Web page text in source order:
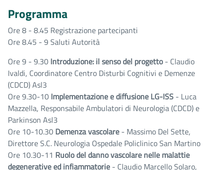
Programma
Ore 8 - 8.45 Registrazione partecipanti
Ore 8.45 - 9 Saluti Autorità
Ore 9 - 9.30 Introduzione: il senso del progetto- Claudio
Ivaldi, Coordinatore Centro Disturbi Cognitivi e Demenze
(CDCD) Asl3
Ore 9.30-10 Implementazione e diffusione LG-ISS - Luca
Mazzella, Responsabile Ambulatori di Neurologia (CDCD) e
Parkinson Asl3
Ore 10-10.30 Demenza vascolare - Massimo Del Sette,
Direttore S.C. Neurologia Ospedale Policlinico San Martino
Ore 10.30-11 Ruolo del danno vascolare nelle malattie
degenerative ed infiammatorie - Claudio Marcello Solaro,